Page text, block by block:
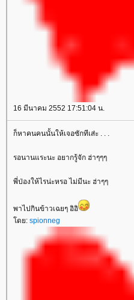
16 มีนาคม 2552 17:51:04 น.
ก็หาคนคนนั้นให้เจอซักทีเส่ะ . . .
รอนานแระนะ อยากรู้จัก ฮ่าๆๆๆ
พี่ป่องให้ไรน่ะหรอ ไม่มีนะ ฮ่าๆๆ
พาไปกินข้าวเฉยๆ อิอิ
โดย: spionneg